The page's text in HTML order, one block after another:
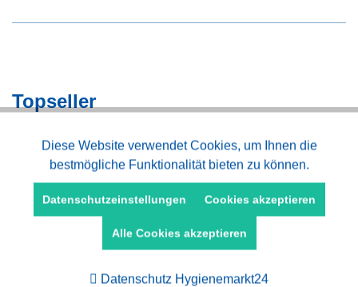
Topseller
Dreiarm Drehkreuz mit Händedesinfektion
Funktionale Aktiv
Marketing Aktiv
Aktiv
Diese Website verwendet Cookies, um Ihnen die
bestmögliche Funktionalität bieten zu können.
Datenschutzeinstellungen Cookies akzeptieren
Alle Cookies akzeptieren
Datenschutz Hygienemarkt24